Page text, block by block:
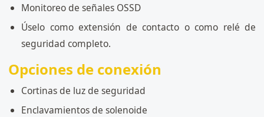
Monitoreo de señales OSSD
Úselo como extensión de contacto o como relé de
seguridad completo.
Opciones de conexión
Cortinas de luz de seguridad
Enclavamientos de solenoide